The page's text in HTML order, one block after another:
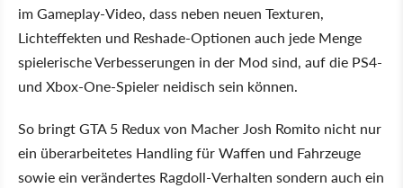
im Gameplay-Video, dass neben neuen Texturen,
Lichteffekten und Reshade-Optionen auch jede Menge
spielerische Verbesserungen in der Mod sind, auf die PS4-
und Xbox-One-Spieler neidisch sein können.
So bringt GTA 5 Redux von Macher Josh Romito nicht nur
ein überarbeitetes Handling für Waffen und Fahrzeuge
sowie ein verändertes Ragdoll-Verhalten sondern auch ein